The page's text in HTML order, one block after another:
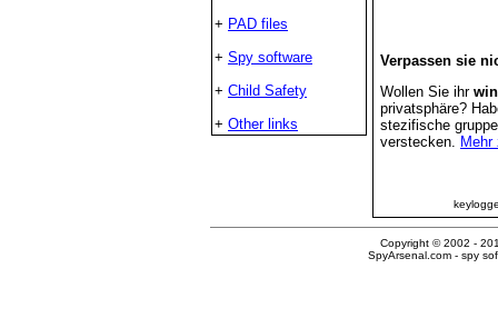
+ PAD files
+ Spy software
+ Child Safety
+ Other links
Verpassen sie
Wollen Sie ihr
privatsphäre?
stezifische
verstecken.
Copyright © 2002 -
SpyArsenal.com - spy